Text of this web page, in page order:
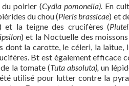
du poirier (Cydia pomonella). En
du chou (Pieris brassicae) et
et la teigne des crucifères (
) et la Noctuelle des
la carotte, le céleri, la laitue,
Bt est également efficace
la tomate (Tuta absoluta),un
utilisé pour lutter contre la